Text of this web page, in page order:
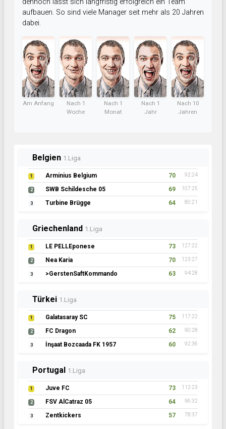
dennoch lässt sich langfristig erfolgreich ein Team
aufbauen. So sind viele Manager seit mehr als 20 Jahren
dabei.
Am Anfang
Nach 1
Woche
Nach 1
Monat
Nach 1
Jahr
Nach 10
Jahren
Belgien 1.Liga
1 Arminius Belgium 70 92:24
2 SWB Schildesche 05 69 107:25
3 Turbine Brügge 64 80:21
Griechenland 1.Liga
1 LE PELLEponese 73 127:22
2 Nea Karia 70 123:27
3 >GerstenSaftKommando 63 94:28
Türkei 1.Liga
1 Galatasaray SC 75 117:22
2 FC Dragon 62 90:28
3 İnşaat Bozcaada FK 1957 60 92:36
Portugal 1.Liga
1 Juve FC 73 112:23
2 FSV AlCatraz 05 64 96:32
3 Zentkickers 57 78:37